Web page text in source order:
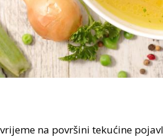
na površini tekućine